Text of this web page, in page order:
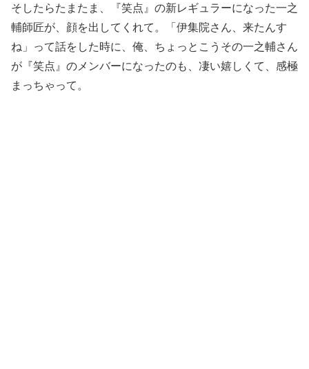
そしたらたまたま、『笑点』の新レギュラーになった一之
輔師匠が、顔を出してくれて。「伊集院さん、来たんす
ね」って話をした時に、俺、ちょっとこうその一之輔さん
が『笑点』のメンバーになったのも、凄い嬉しくて、感極
まっちゃって。